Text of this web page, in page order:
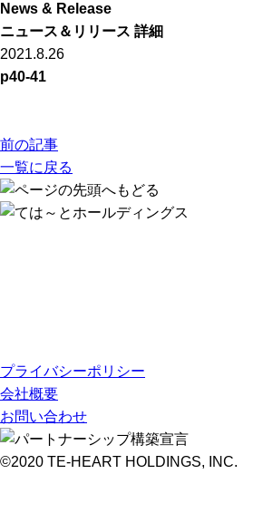
News & Release
ニュース＆リリース 詳細
2021.8.26
p40-41
前の記事
一覧に戻る
プライバシーポリシー
会社概要
お問い合わせ
©2020 TE-HEART HOLDINGS, INC.